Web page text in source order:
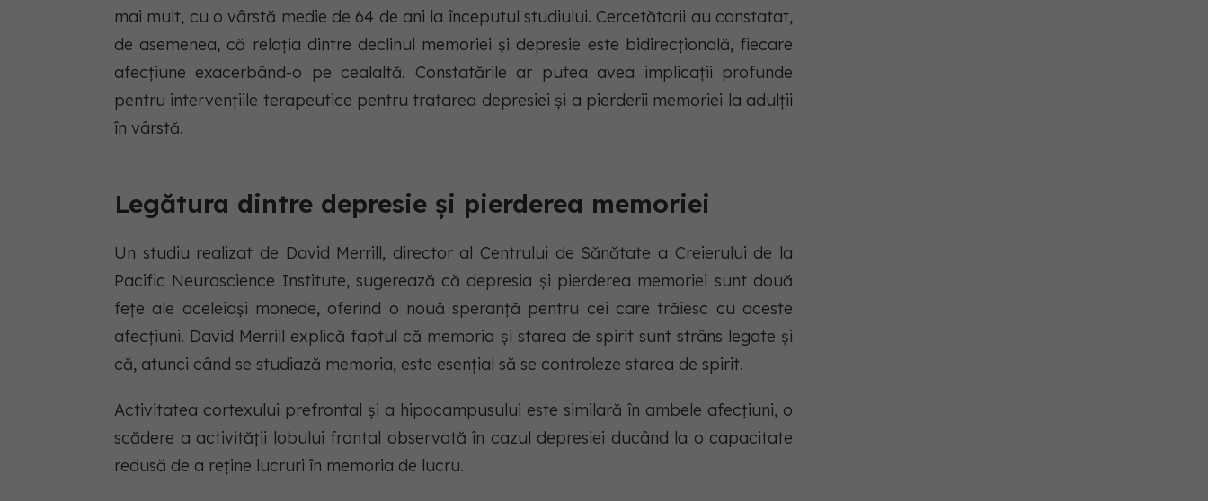
mai mult, cu o vârstă medie de 64 de ani la începutul studiului. Cercetătorii au constatat,
de asemenea, că relația dintre declinul memoriei și depresie este bidirecțională, fiecare
afecțiune exacerbând-o pe cealaltă. Constatările ar putea avea implicații profunde
pentru intervențiile terapeutice pentru tratarea depresiei și a pierderii memoriei la adulții
în vârstă.
Legătura dintre depresie și pierderea memoriei
Un studiu realizat de David Merrill, director al Centrului de Sănătate a Creierului de la
Pacific Neuroscience Institute, sugerează că depresia și pierderea memoriei sunt două
fețe ale aceleiași monede, oferind o nouă speranță pentru cei care trăiesc cu aceste
afecțiuni. David Merrill explică faptul că memoria și starea de spirit sunt strâns legate și
că, atunci când se studiază memoria, este esențial să se controleze starea de spirit.
Activitatea cortexului prefrontal și a hipocampusului este similară în ambele afecțiuni, o
scădere a activității lobului frontal observată în cazul depresiei ducând la o capacitate
redusă de a reține lucruri în memoria de lucru.